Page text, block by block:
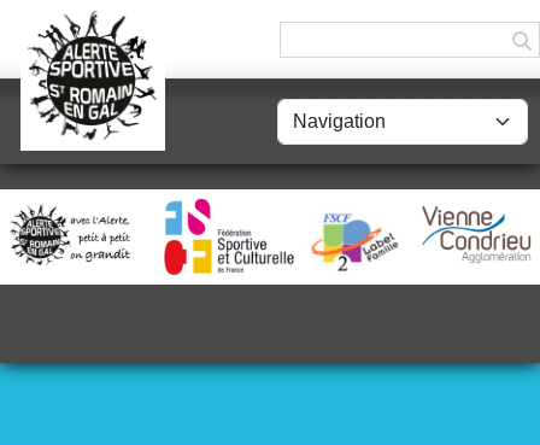
Panneau de gestion des cookies